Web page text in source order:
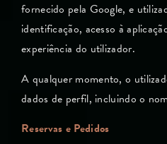
fornecido pela Google, e
identificação, acesso à
experiência do utilizador.
A qualquer momento, o
dados de perfil, incluindo o
Reservas e Pedidos